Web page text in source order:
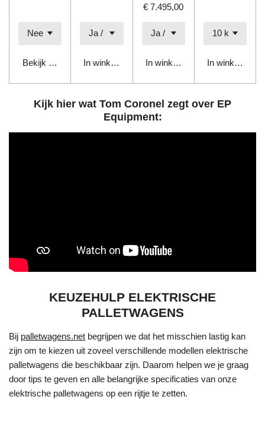
Bekijk details In winkelwagen
€ 7.495,00
In winkelwagen In
Kijk hier wat Tom Coronel zegt over EP
Equipment:
KEUZEHULP ELEKTRISCHE
PALLETWAGENS
Bij palletwagens.net begrijpen we dat het misschien lastig kan
zijn om te kiezen uit zoveel verschillende modellen elektrische
palletwagens die beschikbaar zijn. Daarom helpen we je graag
door tips te geven en alle belangrijke specificaties van onze
elektrische palletwagens op een rijtje te zetten.